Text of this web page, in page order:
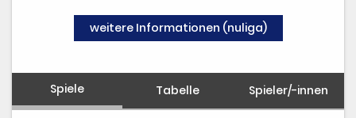
weitere Informationen (nuliga)
Spiele Tabelle Spieler/-innen